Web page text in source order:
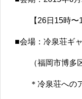
【26日15時
■会場：冷泉荘ギ
（福岡市博多
＊冷泉荘への